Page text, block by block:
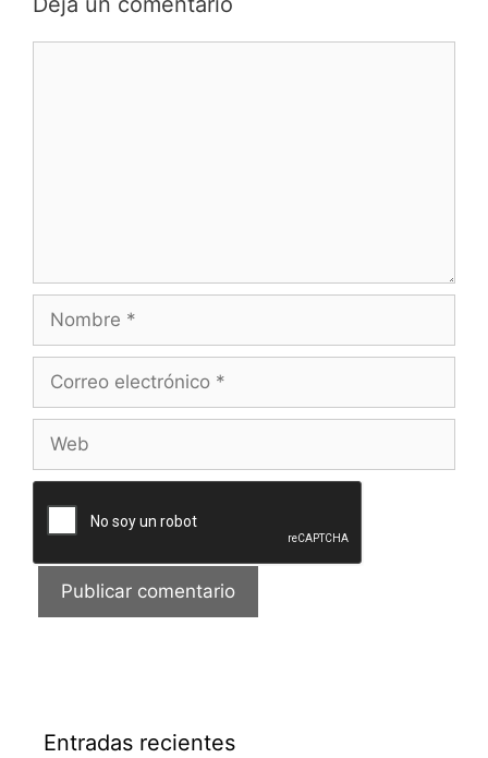
Nombre
Correo
Web
Entradas recientes